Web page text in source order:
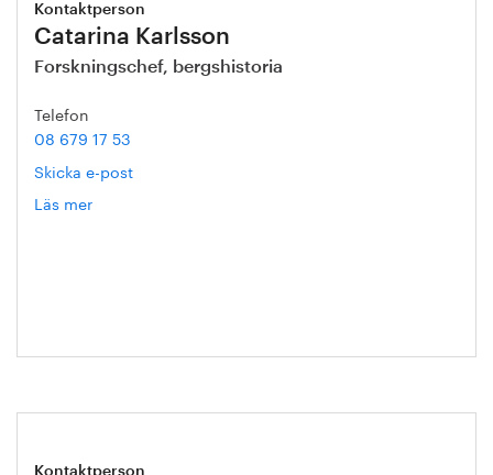
Kontaktperson
Catarina Karlsson
Forskningschef, bergshistoria
Telefon
08 679 17 53
Skicka e-post
Läs mer
Kontaktperson